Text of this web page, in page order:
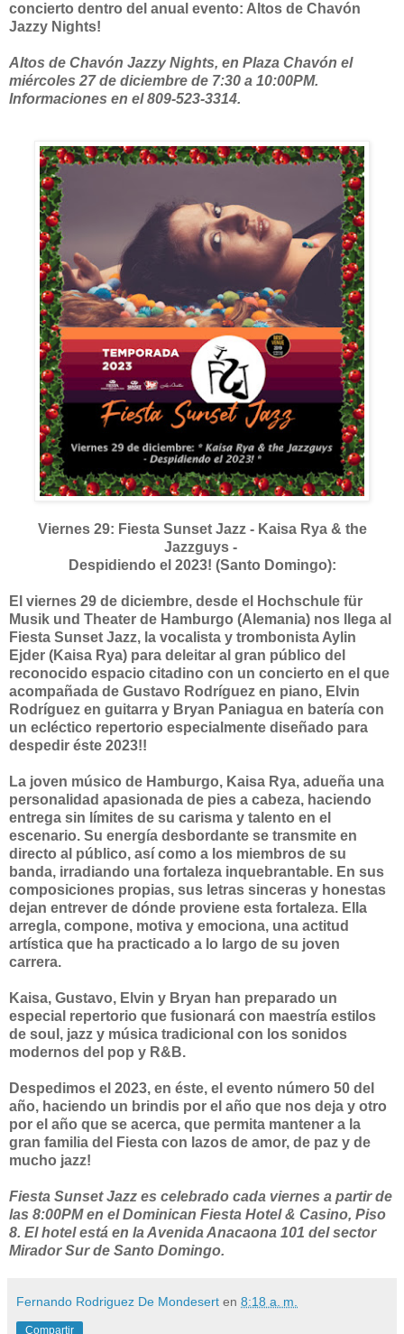
concierto dentro del anual evento: Altos de Chavón
Jazzy Nights!
Altos de Chavón Jazzy Nights, en Plaza Chavón el
miércoles 27 de diciembre de 7:30 a 10:00PM.
Informaciones en el 809-523-3314.
Viernes 29: Fiesta Sunset Jazz - Kaisa Rya & the
Jazzguys -
Despidiendo el 2023! (Santo Domingo):
El viernes 29 de diciembre, desde el Hochschule für
Musik und Theater de Hamburgo (Alemania) nos llega al
Fiesta Sunset Jazz, la vocalista y trombonista Aylin
Ejder (Kaisa Rya) para deleitar al gran público del
reconocido espacio citadino con un concierto en el que
acompañada de Gustavo Rodríguez en piano, Elvin
Rodríguez en guitarra y Bryan Paniagua en batería con
un ecléctico repertorio especialmente diseñado para
despedir éste 2023!!
La joven músico de Hamburgo, Kaisa Rya, adueña una
personalidad apasionada de pies a cabeza, haciendo
entrega sin límites de su carisma y talento en el
escenario. Su energía desbordante se transmite en
directo al público, así como a los miembros de su
banda, irradiando una fortaleza inquebrantable. En sus
composiciones propias, sus letras sinceras y honestas
dejan entrever de dónde proviene esta fortaleza. Ella
arregla, compone, motiva y emociona, una actitud
artística que ha practicado a lo largo de su joven
carrera.
Kaisa, Gustavo, Elvin y Bryan han preparado un
especial repertorio que fusionará con maestría estilos
de soul, jazz y música tradicional con los sonidos
modernos del pop y R&B.
Despedimos el 2023, en éste, el evento número 50 del
año, haciendo un brindis por el año que nos deja y otro
por el año que se acerca, que permita mantener a la
gran familia del Fiesta con lazos de amor, de paz y de
mucho jazz!
Fiesta Sunset Jazz es celebrado cada viernes a partir de
las 8:00PM en el Dominican Fiesta Hotel & Casino, Piso
8. El hotel está en la Avenida Anacaona 101 del sector
Mirador Sur de Santo Domingo.
Fernando Rodriguez De Mondesert en 8:18 a. m.
Compartir